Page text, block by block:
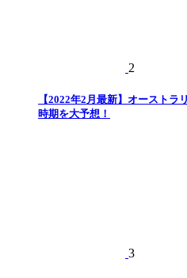
2
【2022年2月最新】オースト
時期を大予想！
3